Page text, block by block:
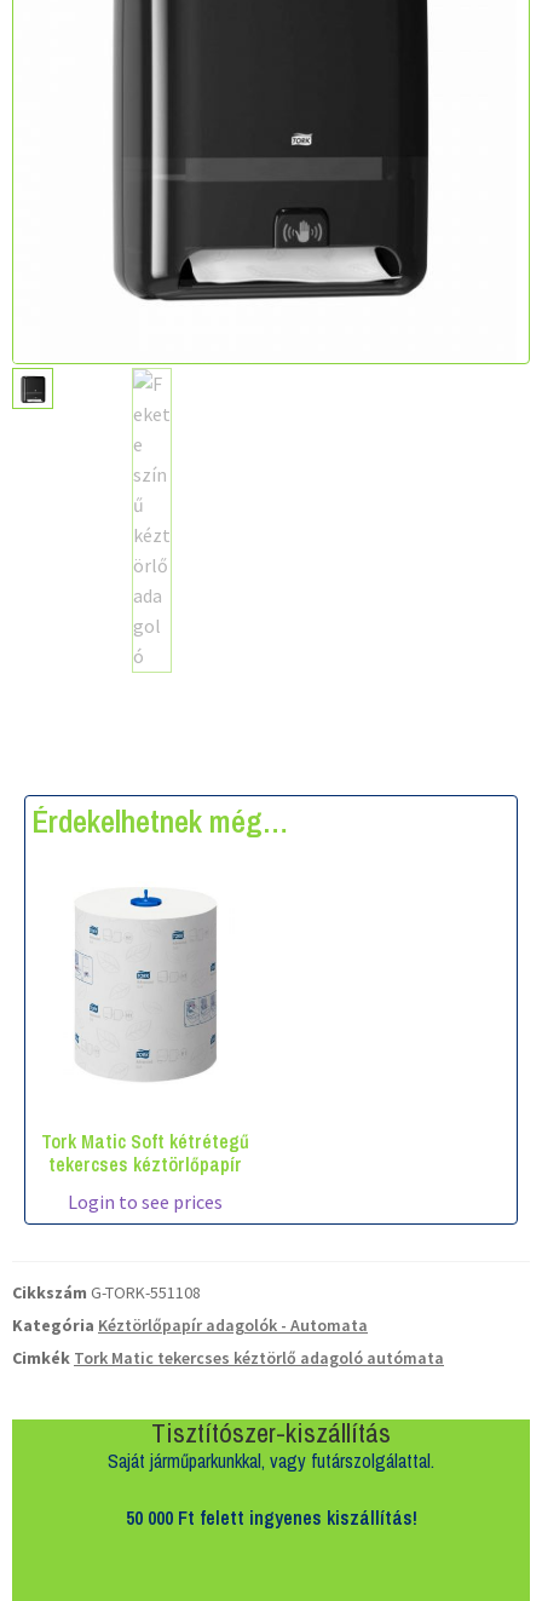
Érdekelhetnek még…
Tork Matic Soft kétrétegű
tekercses kéztörlőpapír
Login to see prices
Cikkszám G-TORK-551108
Kategória Kéztörlőpapír adagolók - Automata
Cimkék Tork Matic tekercses kéztörlő adagoló autómata
Tisztítószer-kiszállítás
Saját járműparkunkkal, vagy futárszolgálattal.
50 000 Ft felett ingyenes kiszállítás!